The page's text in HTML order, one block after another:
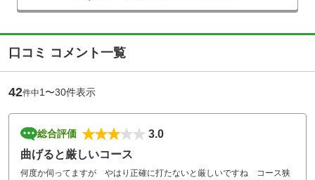
口コミ コメント一覧
42件中1〜30件表示
総合評価
3.0
曲げると厳しいコース
何度か伺ってますが やはり正確に打たないと厳しいですね コース狭